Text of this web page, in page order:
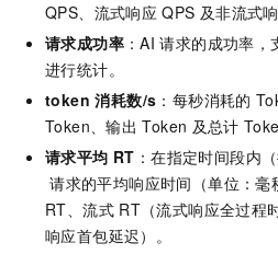
QPS、流式响应 QPS 及非流式
请求成功率 ：AI 请求的成功率，
进行统计。
token 消耗数/s ：每秒消耗的
Token、输出 Token 及总计
请求平均 RT ：在指定时间段内
请求的平均响应时间（单位：
RT、流式 RT（流式响应全过程
响应首包延迟）。